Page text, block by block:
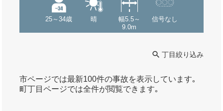
25～34歳 晴
幅5.5～
9.0m
信号なし
丁目絞り込み
市ページでは最新100件の事故を表示しています｡
町丁目ページでは全件が閲覧できます｡